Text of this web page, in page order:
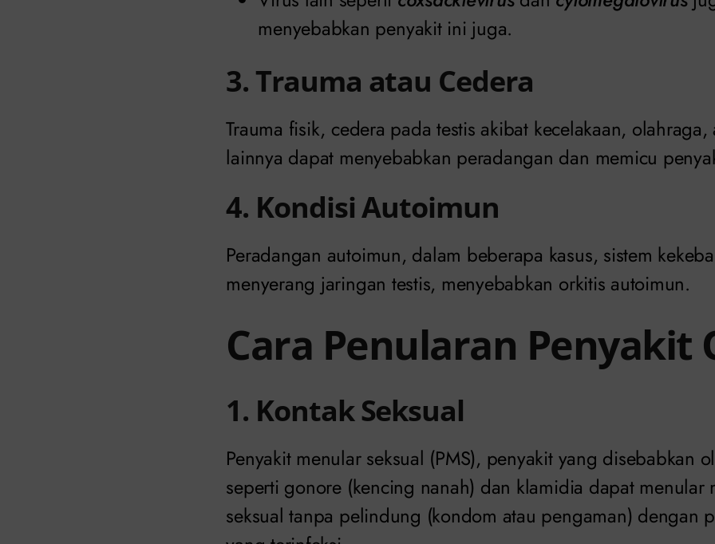
menyebabkan penyakit ini juga.
3. Trauma atau Cedera
Trauma fisik, cedera pada testis akibat kecelakaan, olahraga,
lainnya dapat menyebabkan peradangan dan memicu
4. Kondisi Autoimun
Peradangan autoimun, dalam beberapa kasus, sistem
menyerang jaringan testis, menyebabkan orkitis autoimun.
Cara Penularan Penyakit
1. Kontak Seksual
Penyakit menular seksual (PMS), penyakit yang disebabkan
seperti gonore (kencing nanah) dan klamidia dapat menular
seksual tanpa pelindung (kondom atau pengaman) dengan